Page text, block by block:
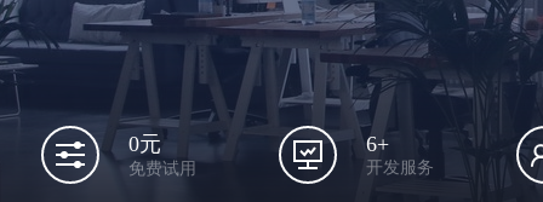
0元
免费试用
6+
开发服务